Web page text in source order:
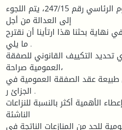
الجزائري في أحكام المرسوم الرئاسي رقم 247/15، يتم اللجوء
إلى العدالة من أجل
نهاية بحثنا هذا ارتأينا أن نقترح
ما يلي .
تحديد التكييف القانوني للصفقة
العمومية صراحة،
طبيعة عقد الصفقة العمومية في
الجزائ ر .
الأهمية أكثر بالنسبة للنزاعات
الناشئة
للحد من المنازعات الناتجة في